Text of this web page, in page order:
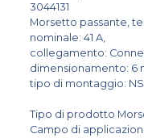
3044131
Morsetto passante,
nominale: 41 A,
collegamento:
dimensionamento: 6
tipo di montaggio: NS
Tipo di prodotto
Campo di